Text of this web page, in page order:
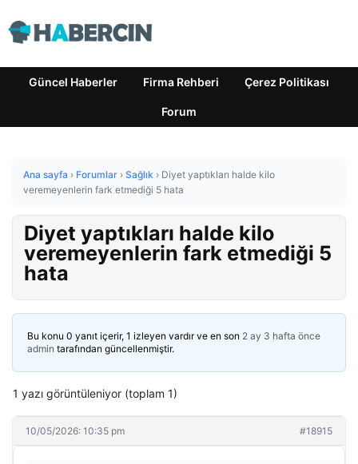
Güncel Haberler Firma Rehberi Çerez Politikası
Forum
Ana sayfa › Forumlar › Sağlık › Diyet yaptıkları halde kilo
veremeyenlerin fark etmediği 5 hata
Diyet yaptıkları halde kilo
veremeyenlerin fark etmediği 5
hata
Bu konu 0 yanıt içerir, 1 izleyen vardır ve en son 2 ay 3 hafta önce
admin tarafından güncellenmiştir.
1 yazı görüntüleniyor (toplam 1)
10/05/2026: 10:35 pm #18915